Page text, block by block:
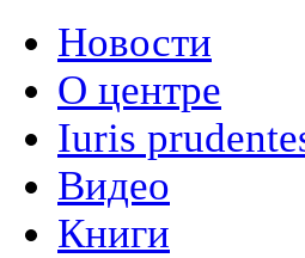
Новости
О центре
Iuris
Видео
Книги